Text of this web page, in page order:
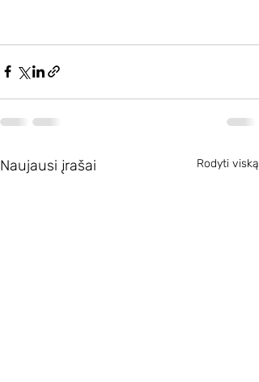
Naujausi įrašai Rodyti viską